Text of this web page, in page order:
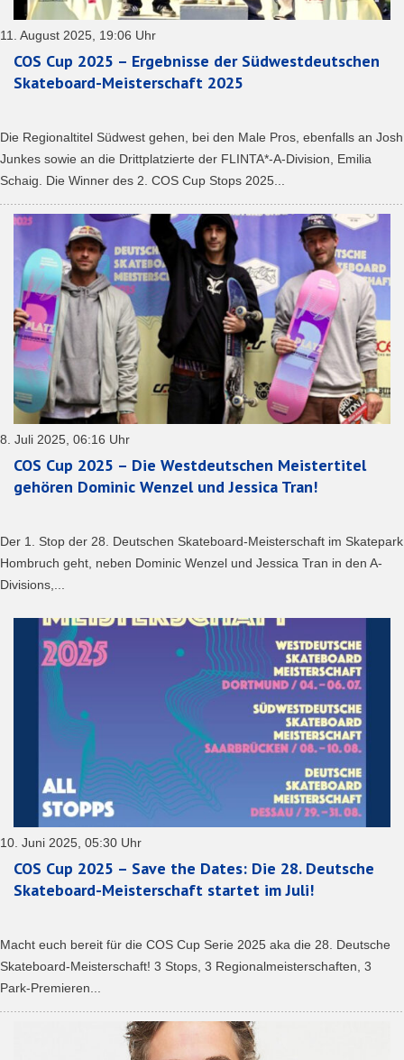
11. August 2025, 19:06 Uhr
COS Cup 2025 – Ergebnisse der Südwestdeutschen
Skateboard-Meisterschaft 2025
Die Regionaltitel Südwest gehen, bei den Male Pros, ebenfalls an Josh
Junkes sowie an die Drittplatzierte der FLINTA*-A-Division, Emilia
Schaig. Die Winner des 2. COS Cup Stops 2025...
8. Juli 2025, 06:16 Uhr
COS Cup 2025 – Die Westdeutschen Meistertitel
gehören Dominic Wenzel und Jessica Tran!
Der 1. Stop der 28. Deutschen Skateboard-Meisterschaft im Skatepark
Hombruch geht, neben Dominic Wenzel und Jessica Tran in den A-
Divisions,...
10. Juni 2025, 05:30 Uhr
COS Cup 2025 – Save the Dates: Die 28. Deutsche
Skateboard-Meisterschaft startet im Juli!
Macht euch bereit für die COS Cup Serie 2025 aka die 28. Deutsche
Skateboard-Meisterschaft! 3 Stops, 3 Regionalmeisterschaften, 3
Park-Premieren...